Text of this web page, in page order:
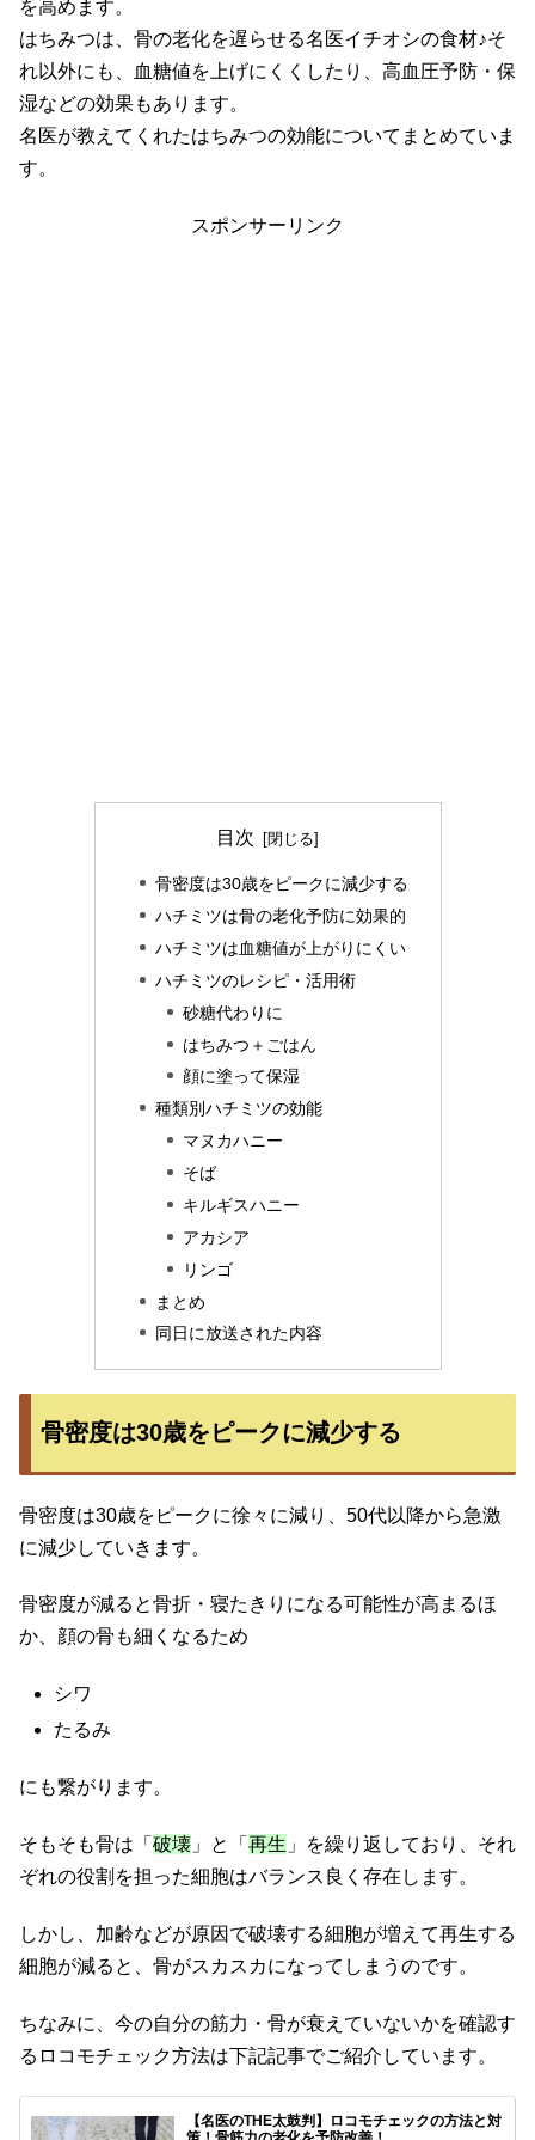
を高めます。
はちみつは、骨の老化を遅らせる名医イチオシの食材♪そ
れ以外にも、血糖値を上げにくくしたり、高血圧予防・保
湿などの効果もあります。
名医が教えてくれたはちみつの効能についてまとめていま
す。
スポンサーリンク
目次
骨密度は30歳をピークに減少する
ハチミツは骨の老化予防に効果的
ハチミツは血糖値が上がりにくい
ハチミツのレシピ・活用術
砂糖代わりに
はちみつ＋ごはん
顔に塗って保湿
種類別ハチミツの効能
マヌカハニー
そば
キルギスハニー
アカシア
リンゴ
まとめ
同日に放送された内容
骨密度は30歳をピークに減少する
骨密度は30歳をピークに徐々に減り、50代以降から急激
に減少していきます。
骨密度が減ると骨折・寝たきりになる可能性が高まるほ
か、顔の骨も細くなるため
シワ
たるみ
にも繋がります。
そもそも骨は「 破壊 」と「 再生 」を繰り返しており、それ
ぞれの役割を担った細胞はバランス良く存在します。
しかし、加齢などが原因で破壊する細胞が増えて再生する
細胞が減ると、骨がスカスカになってしまうのです。
ちなみに、今の自分の筋力・骨が衰えていないかを確認す
るロコモチェック方法は下記記事でご紹介しています。
【名医のTHE太鼓判】ロコモチェックの方法と対